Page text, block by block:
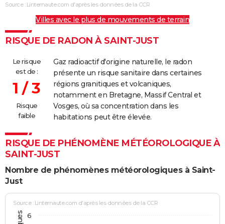
Source : Linternaute.com d'après les données de la CCR
Villes avec le plus de mouvements de terrain
RISQUE DE RADON À SAINT-JUST
Le risque
est de :
1 / 3
Risque
faible
Gaz radioactif d'origine naturelle, le radon
présente un risque sanitaire dans certaines
régions granitiques et volcaniques,
notamment en Bretagne, Massif Central et
Vosges, où sa concentration dans les
habitations peut être élevée.
RISQUE DE PHÉNOMÈNE MÉTÉOROLOGIQUE À
SAINT-JUST
Nombre de phénomènes météorologiques à Saint-
Just
Source : Linternaute.com d'après les données de la CCR
6